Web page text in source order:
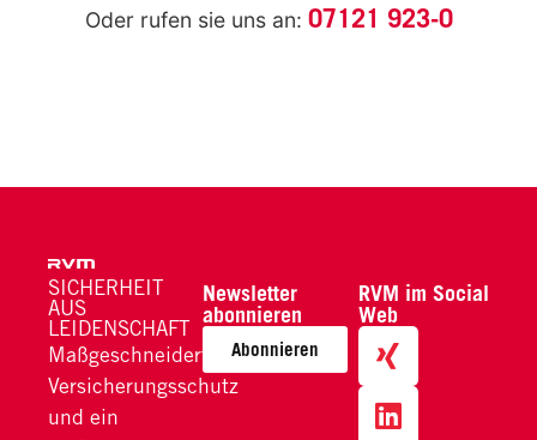
Oder rufen sie uns an: 07121 923-0
SICHERHEIT
AUS
LEIDENSCHAFT
Maßgeschneiderter
Versicherungsschutz
und ein
Newsletter
abonnieren
Abonnieren
RVM im Social
Web